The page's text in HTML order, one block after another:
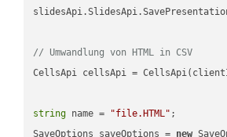
// Umwandlung von HTML in CSV
CellsApi cellsApi =
string name = "file.HTML" ;
SaveOptions saveOptions = new